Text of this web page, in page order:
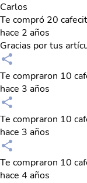
Carlos
Te compró 20
hace 2 años
Gracias por tus
Te compraron 10
hace 3 años
Te compraron 10
hace 3 años
Te compraron 10
hace 4 años